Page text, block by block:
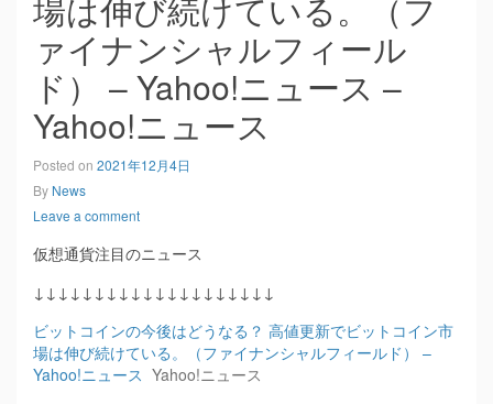
ァイナンシャルフィール
ド） – Yahoo!ニュース –
Yahoo!ニュース
Posted on 2021年12月4日
By News
Leave a comment
仮想通貨注目のニュース
↓↓↓↓↓↓↓↓↓↓↓↓↓↓↓↓↓↓↓↓
ビットコインの今後はどうなる？ 高値更新でビットコイン市
場は伸び続けている。（ファイナンシャルフィールド） –
Yahoo!ニュース Yahoo!ニュース